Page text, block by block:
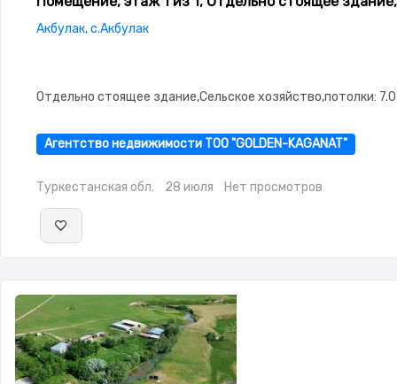
Акбулак, с.Акбулак
Отдельно стоящее здание,Сельское хозяйство,потолки: 7.0
Агентство недвижимости ТОО "GOLDEN-KAGANAT"
Туркестанская обл. 28 июля Нет просмотров